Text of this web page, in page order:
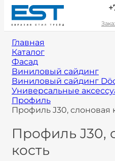
Главная
Каталог
Фасад
Виниловый сайдинг
Виниловый сайдинг
Универсальные
Профиль
Профиль J30, слоновая
Профиль J30,
кость